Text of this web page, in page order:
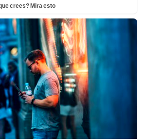
crees? Mira esto